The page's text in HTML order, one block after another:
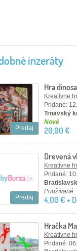
inzeráty
Predaj
Hra
Kreatívne
Pridané:
Trnavský
Nové
20,00 €
Predaj
Drevená
Kreatívne
Pridané:
Používané
4,00 € +
Hračka
Kreatívne
Pridané: